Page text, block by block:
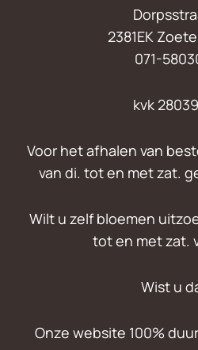
2381EK
071-
kvk
Voor het afhalen van
van di. tot en met zat.
Wilt u zelf bloemen
tot en met zat.
Wist u
Onze website 100%